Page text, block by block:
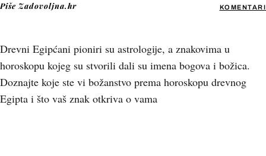
Piše Zadovoljna.hr KOMENTARI
Drevni Egipćani pioniri su astrologije, a znakovima u
horoskopu kojeg su stvorili dali su imena bogova i božica.
Doznajte koje ste vi božanstvo prema horoskopu drevnog
Egipta i što vaš znak otkriva o vama